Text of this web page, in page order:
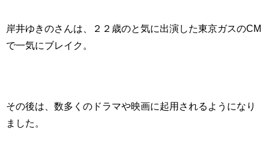
岸井ゆきのさんは、２２歳のと気に出演した東京ガスのCM
で一気にブレイク。
その後は、数多くのドラマや映画に起用されるようになり
ました。